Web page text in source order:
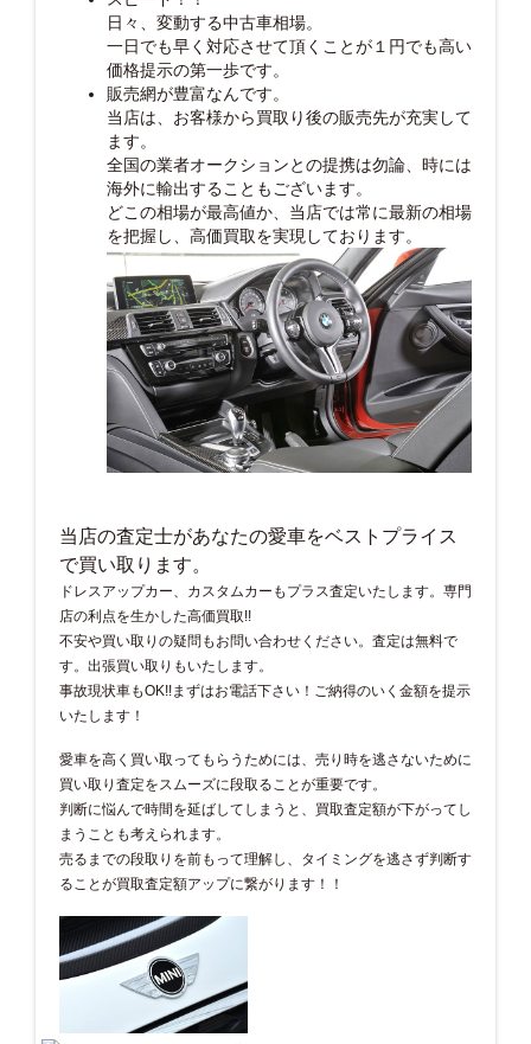
日々、変動する中古車相場。
一日でも早く対応させて頂くことが１円でも高い
価格提示の第一歩です。
販売網が豊富なんです。
当店は、お客様から買取り後の販売先が充実して
ます。
全国の業者オークションとの提携は勿論、時には
海外に輸出することもございます。
どこの相場が最高値か、当店では常に最新の相場
を把握し、高価買取を実現しております。
当店の査定士があなたの愛車をベストプライス
で買い取ります。
ドレスアップカー、カスタムカーもプラス査定いたします。専門
店の利点を生かした高価買取!!
不安や買い取りの疑問もお問い合わせください。査定は無料で
す。出張買い取りもいたします。
事故現状車もOK!!まずはお電話下さい！ご納得のいく金額を提示
いたします！
愛車を高く買い取ってもらうためには、売り時を逃さないために
買い取り査定をスムーズに段取ることが重要です。
判断に悩んで時間を延ばしてしまうと、買取査定額が下がってし
まうことも考えられます。
売るまでの段取りを前もって理解し、タイミングを逃さず判断す
ることが買取査定額アップに繋がります！！